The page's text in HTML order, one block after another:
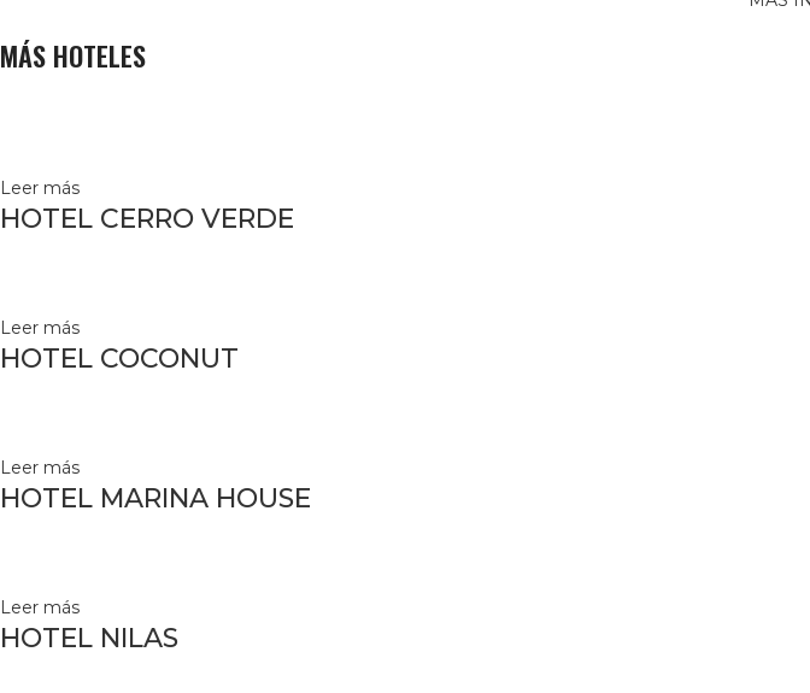
MÁS HOTELES
Leer más
HOTEL CERRO VERDE
Leer más
HOTEL COCONUT
Leer más
HOTEL MARINA HOUSE
Leer más
HOTEL NILAS